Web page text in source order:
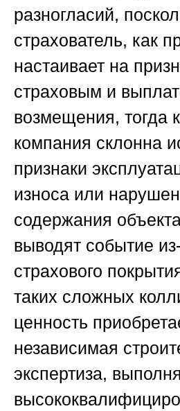
разногласий,
страхователь, как
настаивает на
страховым и
возмещения, тогда
компания склонна
признаки
износа или
содержания
выводят событие
страхового
таких сложных
ценность
независимая
экспертиза,